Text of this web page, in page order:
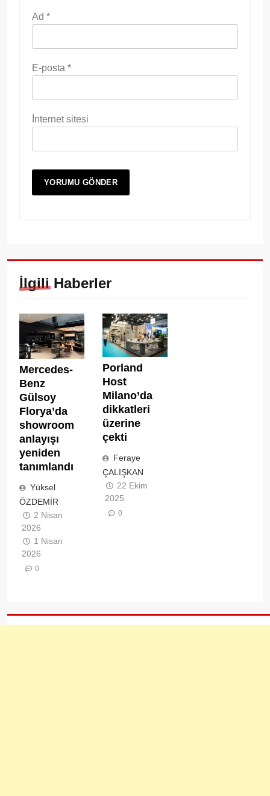
Ad *
E-posta *
İnternet sitesi
İlgili Haberler
Mercedes-
Benz
Gülsoy
Florya’da
showroom
anlayışı
yeniden
tanımlandı
Yüksel
ÖZDEMİR
2 Nisan
2026
1 Nisan
2026
0
Porland
Host
Milano’da
dikkatleri
üzerine
çekti
Feraye
ÇALIŞKAN
22 Ekim
2025
0